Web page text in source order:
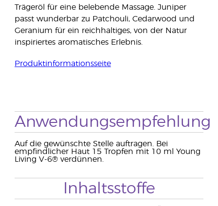
Trägeröl für eine belebende Massage. Juniper
passt wunderbar zu Patchouli, Cedarwood und
Geranium für ein reichhaltiges, von der Natur
inspiriertes aromatisches Erlebnis.
Produktinformationsseite
Anwendungsempfehlung
Auf die gewünschte Stelle auftragen. Bei
empfindlicher Haut 15 Tropfen mit 10 ml Young
Living V-6® verdünnen.
Inhaltsstoffe